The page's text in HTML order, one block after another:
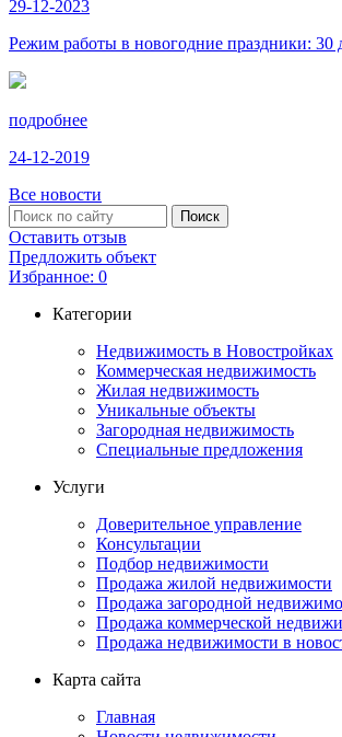
29-12-2023
Режим работы в новогодние праздники: 30
подробнее
24-12-2019
Все новости
Оставить отзыв
Предложить объект
Избранное: 0
Категории
Недвижимость в Новостройках
Коммерческая недвижимость
Жилая недвижимость
Уникальные объекты
Загородная недвижимость
Специальные предложения
Услуги
Доверительное управление
Консультации
Подбор недвижимости
Продажа жилой недвижимости
Продажа загородной
Продажа коммерческой
Продажа недвижимости в
Карта сайта
Главная